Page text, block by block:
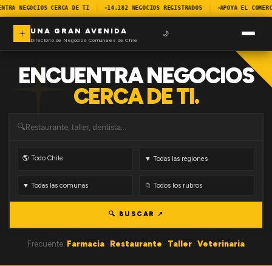
NEGOCIOS CERCA DE TI 14.182 NEGOCIOS REGISTRADOS APOYA EL
UNA GRAN AVENIDA
Directorio de Negocios Comunales de Chile
🌙
ENCUENTRA NEGOCIOS
CERCA DE TI.
🔍
🔍 BUSCAR ↗
Frecuente: Farmacia · Restaurante · Taller · Veterinaria